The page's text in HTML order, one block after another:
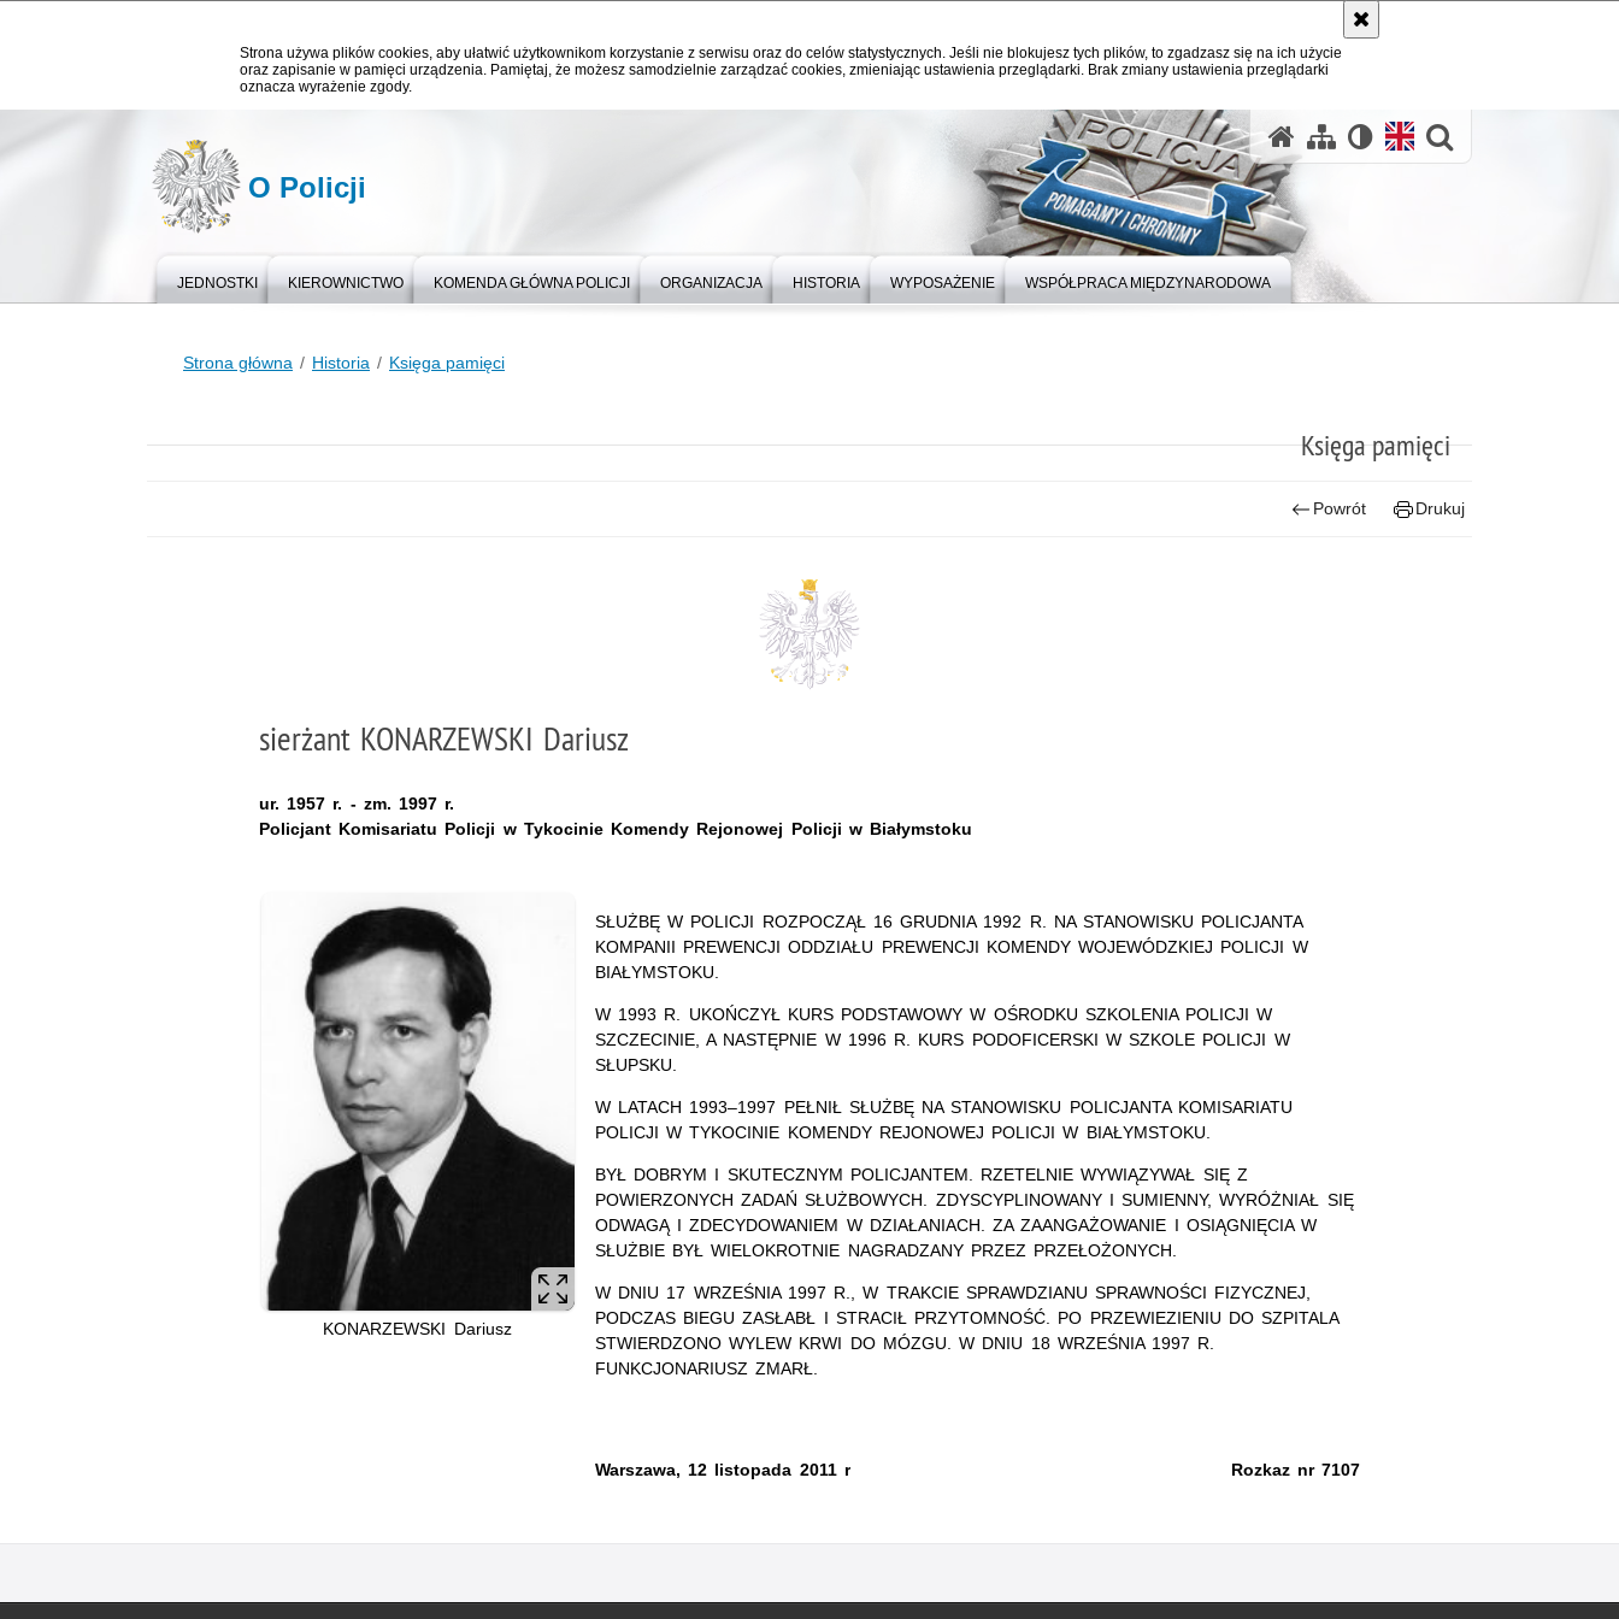
Strona używa plików cookies, aby ułatwić użytkownikom korzystanie z serwisu oraz do celów statystycznych. Jeśli nie blokujesz tych plików, to zgadzasz się na ich użycie
oraz zapisanie w pamięci urządzenia. Pamiętaj, że możesz samodzielnie zarządzać cookies, zmieniając ustawienia przeglądarki. Brak zmiany ustawienia przeglądarki
oznacza wyrażenie zgody.
O Policji
JEDNOSTKI KIEROWNICTWO KOMENDA GŁÓWNA POLICJI ORGANIZACJA HISTORIA WYPOSAŻENIE WSPÓŁPRACA MIĘDZYNARODOWA
Strona główna Historia Księga pamięci
Księga pamięci
Powrót Drukuj
sierżant KONARZEWSKI Dariusz
ur. 1957 r. - zm. 1997 r.
Policjant Komisariatu Policji w Tykocinie Komendy Rejonowej Policji w Białymstoku
SŁUŻBĘ W POLICJI ROZPOCZĄŁ 16 GRUDNIA 1992 R. NA STANOWISKU POLICJANTA
KOMPANII PREWENCJI ODDZIAŁU PREWENCJI KOMENDY WOJEWÓDZKIEJ POLICJI W
BIAŁYMSTOKU.
W 1993 R. UKOŃCZYŁ KURS PODSTAWOWY W OŚRODKU SZKOLENIA POLICJI W
SZCZECINIE, A NASTĘPNIE W 1996 R. KURS PODOFICERSKI W SZKOLE POLICJI W
SŁUPSKU.
W LATACH 1993–1997 PEŁNIŁ SŁUŻBĘ NA STANOWISKU POLICJANTA KOMISARIATU
POLICJI W TYKOCINIE KOMENDY REJONOWEJ POLICJI W BIAŁYMSTOKU.
BYŁ DOBRYM I SKUTECZNYM POLICJANTEM. RZETELNIE WYWIĄZYWAŁ SIĘ Z
POWIERZONYCH ZADAŃ SŁUŻBOWYCH. ZDYSCYPLINOWANY I SUMIENNY, WYRÓŻNIAŁ SIĘ
ODWAGĄ I ZDECYDOWANIEM W DZIAŁANIACH. ZA ZAANGAŻOWANIE I OSIĄGNIĘCIA W
SŁUŻBIE BYŁ WIELOKROTNIE NAGRADZANY PRZEZ PRZEŁOŻONYCH.
W DNIU 17 WRZEŚNIA 1997 R., W TRAKCIE SPRAWDZIANU SPRAWNOŚCI FIZYCZNEJ,
PODCZAS BIEGU ZASŁABŁ I STRACIŁ PRZYTOMNOŚĆ. PO PRZEWIEZIENIU DO SZPITALA
STWIERDZONO WYLEW KRWI DO MÓZGU. W DNIU 18 WRZEŚNIA 1997 R.
FUNKCJONARIUSZ ZMARŁ.
Warszawa, 12 listopada 2011 r Rozkaz nr 7107
KONARZEWSKI Dariusz